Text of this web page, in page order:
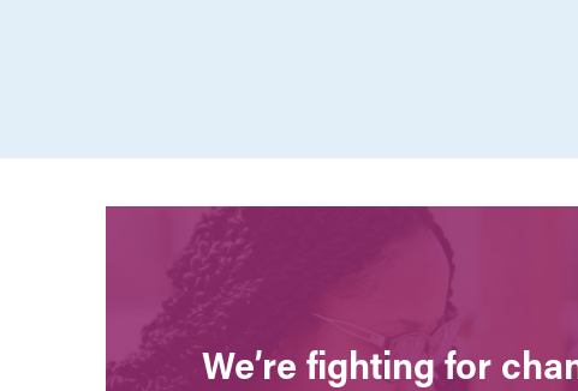
We’re fighting for